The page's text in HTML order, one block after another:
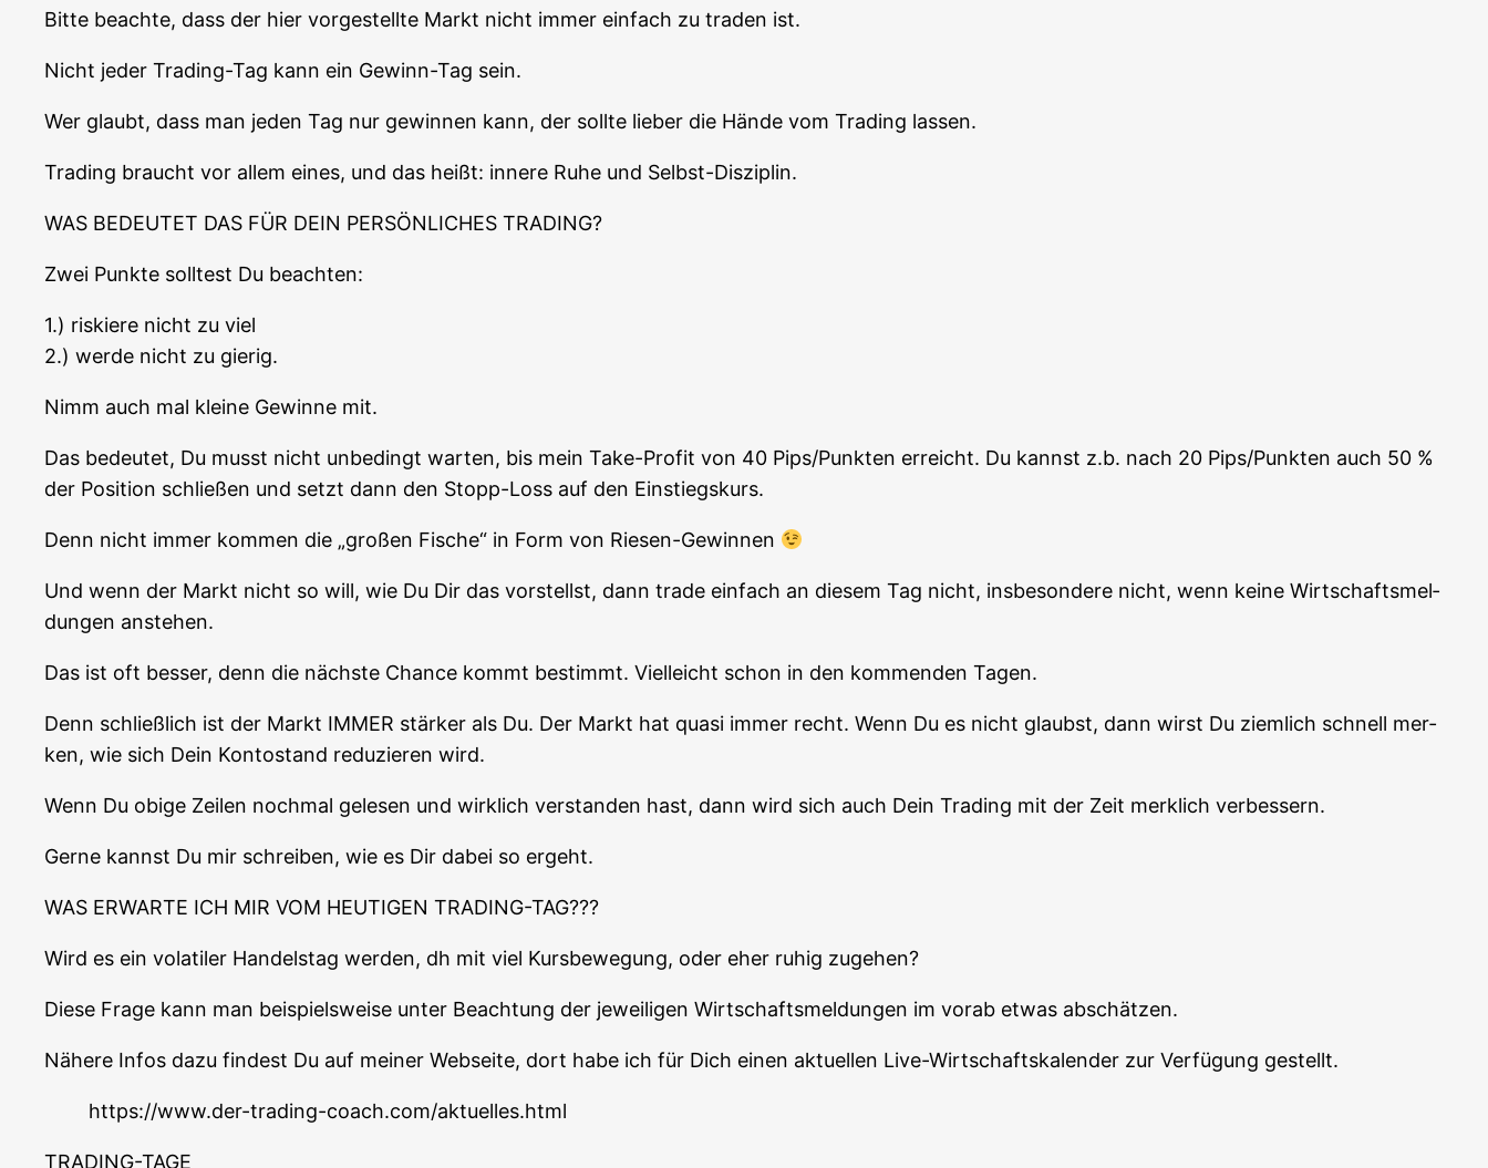
Bit­te beach­te, dass der hier vor­ge­stell­te Markt nicht immer ein­fach zu traden ist.
Nicht jeder Tra­ding-Tag kann ein Gewinn-Tag sein.
Wer glaubt, dass man jeden Tag nur gewin­nen kann, der soll­te lie­ber die Hän­de vom Tra­ding lassen.
Tra­ding braucht vor allem eines, und das heißt: inne­re Ruhe und Selbst-Disziplin.
WAS BEDEUTET DAS FÜR DEIN PERSÖNLICHES TRADING?
Zwei Punk­te soll­test Du beachten:
1.) ris­kie­re nicht zu viel
2.) wer­de nicht zu gierig.
Nimm auch mal klei­ne Gewin­ne mit.
Das bedeu­tet, Du musst nicht unbe­dingt war­ten, bis mein Take-Pro­fit von 40 Pips/Punkten erreicht. Du kannst z.b. nach 20 Pips/Punkten auch 50 %
der Posi­ti­on schlie­ßen und setzt dann den Stopp-Loss auf den Einstiegskurs.
Denn nicht immer kom­men die „gro­ßen Fische“ in Form von Riesen-Gewinnen
Und wenn der Markt nicht so will, wie Du Dir das vor­stellst, dann trade ein­fach an die­sem Tag nicht, ins­be­son­de­re nicht, wenn kei­ne Wirt­schafts­mel­
dun­gen anstehen.
Das ist oft bes­ser, denn die nächs­te Chan­ce kommt bestimmt. Viel­leicht schon in den kom­men­den Tagen.
Denn schließ­lich ist der Markt IMMER stär­ker als Du. Der Markt hat qua­si immer recht. Wenn Du es nicht glaubst, dann wirst Du ziem­lich schnell mer­
ken, wie sich Dein Kon­to­stand redu­zie­ren wird.
Wenn Du obi­ge Zei­len noch­mal gele­sen und wirk­lich ver­stan­den hast, dann wird sich auch Dein Tra­ding mit der Zeit merk­lich verbessern.
Ger­ne kannst Du mir schrei­ben, wie es Dir dabei so ergeht.
WAS ERWARTE ICH MIR VOM HEUTIGEN TRADING-TAG???
Wird es ein vola­ti­ler Han­dels­tag wer­den, dh mit viel Kurs­be­we­gung, oder eher ruhig zugehen?
Die­se Fra­ge kann man bei­spiels­wei­se unter Beach­tung der jewei­li­gen Wirt­schafts­mel­dun­gen im vor­ab etwas abschätzen.
Nähe­re Infos dazu fin­dest Du auf mei­ner Web­sei­te, dort habe ich für Dich einen aktu­el­len Live-Wirt­schafts­ka­len­der zur Ver­fü­gung gestellt.
https://www.der-trading-coach.com/aktuelles.html
TRADING-TAGE